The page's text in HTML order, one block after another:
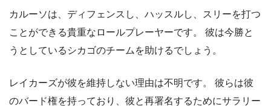
カルーソは、ディフェンスし、ハッスルし、スリーを打つ
ことができる貴重なロールプレーヤーです。 彼は今勝と
うとしているシカゴのチームを助けるでしょう。
レイカーズが彼を維持しない理由は不明です。 彼らは彼
のバード権を持っており、彼と再署名するためにサラリー